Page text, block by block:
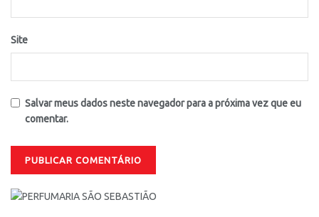
Site
Salvar meus dados neste navegador para a próxima vez que eu
comentar.